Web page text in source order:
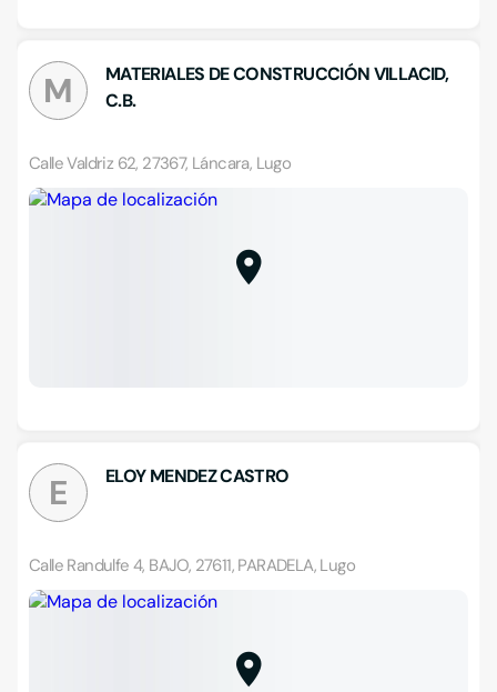
M
MATERIALES DE CONSTRUCCIÓN VILLACID,
C.B.
Calle Valdriz 62, 27367, Láncara, Lugo
E ELOY MENDEZ CASTRO
Calle Randulfe 4, BAJO, 27611, PARADELA, Lugo